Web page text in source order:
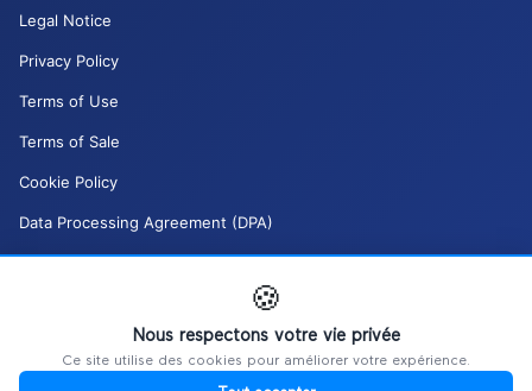
Legal Notice
Privacy Policy
Terms of Use
Terms of Sale
Cookie Policy
Data Processing Agreement (DPA)
Moderation Policy (DSA)
Manage my cookies
🍪
Nous respectons votre vie privée
Ce site utilise des cookies pour améliorer votre expérience.